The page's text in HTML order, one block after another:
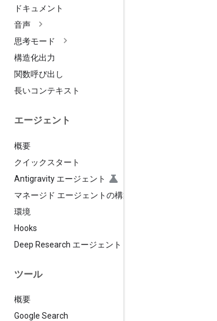
ドキュメント
音声
思考モード
構造化出力
関数呼び出し
長いコンテキスト
エージェント
概要
クイックスタート
Antigravity エージェント
マネージド エージェントの構築
環境
Hooks
Deep Research エージェント
ツール
概要
Google Search